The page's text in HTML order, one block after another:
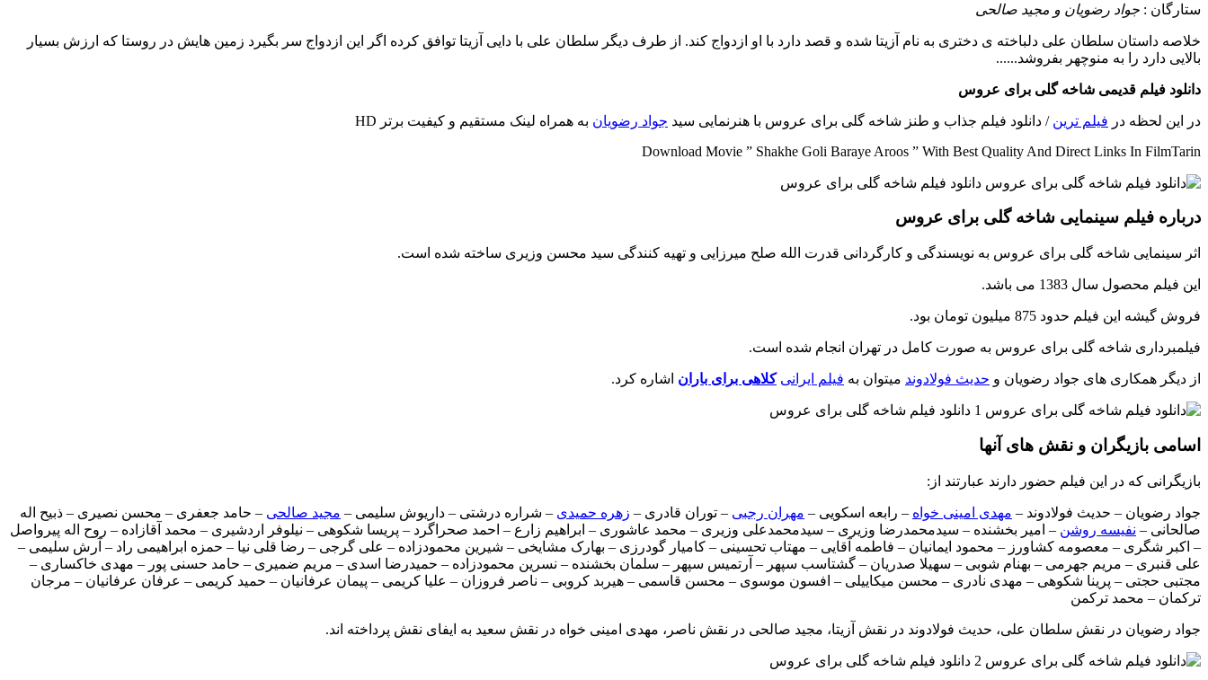
ستارگان : جواد رضویان و مجید صالحی
خلاصه داستان سلطان علی دلباخته ی دختری به نام آزیتا شده و قصد دارد با او ازدواج کند. از طرف دیگر سلطان علی با دایی آزیتا توافق کرده اگر این ازدواج سر بگیرد زمین هایش در روستا که ارزش بسیار
بالایی دارد را به منوچهر بفروشد......
دانلود فیلم قدیمی شاخه گلی برای عروس
در این لحظه در فیلم ترین / دانلود فیلم جذاب و طنز شاخه گلی برای عروس با هنرنمایی سید جواد رضویان به همراه لینک مستقیم و کیفیت برتر HD
Download Movie ” Shakhe Goli Baraye Aroos ” With Best Quality And Direct Links In FilmTarin
درباره فیلم سینمایی شاخه گلی برای عروس
اثر سینمایی شاخه گلی برای عروس به نویسندگی و کارگردانی قدرت الله صلح میرزایی و تهیه کنندگی سید محسن وزیری ساخته شده است.
این فیلم محصول سال 1383 می باشد.
فروش گیشه این فیلم حدود 875 میلیون تومان بود.
فیلمبرداری شاخه گلی برای عروس به صورت کامل در تهران انجام شده است.
از دیگر همکاری های جواد رضویان و حدیث فولادوند میتوان به فیلم ایرانی کلاهی برای باران اشاره کرد.
اسامی بازیگران و نقش های آنها
بازیگرانی که در این فیلم حضور دارند عبارتند از:
جواد رضویان – حدیث فولادوند – مهدی امینی خواه – رابعه اسکویی – مهران رجبی – توران قادری – زهره حمیدی – شراره درشتی – داریوش سلیمی – مجید صالحی – حامد جعفری – محسن نصیری – ذبیح اله
صالحانی – نفیسه روشن – امیر بخشنده – سیدمحمدرضا وزیری – سیدمحمدعلی وزیری – محمد عاشوری – ابراهیم زارع – احمد صحراگرد – پریسا شکوهی – نیلوفر اردشیری – محمد آقازاده – روح اله پیرواصل
– اکبر شگری – معصومه کشاورز – محمود ایمانیان – فاطمه آقایی – مهتاب تحسینی – کامیار گودرزی – بهارک مشایخی – شیرین محمودزاده – علی گرجی – رضا قلی نیا – حمزه ابراهیمی راد – آرش سلیمی –
علی قنبری – مریم جهرمی – بهنام شوبی – سهیلا صدریان – گشتاسب سپهر – آرتمیس سپهر – سلمان بخشنده – نسرین محمودزاده – حمیدرضا اسدی – مریم ضمیری – حامد حسنی پور – مهدی خاکساری –
مجتبی حجتی – پرینا شکوهی – مهدی نادری – محسن میکاییلی – افسون موسوی – محسن قاسمی – هیربد کروبی – ناصر فروزان – علیا کریمی – پیمان عرفانیان – حمید کریمی – عرفان عرفانیان – مرجان
ترکمان – محمد ترکمن
جواد رضویان در نقش سلطان علی، حدیث فولادوند در نقش آزیتا، مجید صالحی در نقش ناصر، مهدی امینی خواه در نقش سعید به ایفای نقش پرداخته اند.